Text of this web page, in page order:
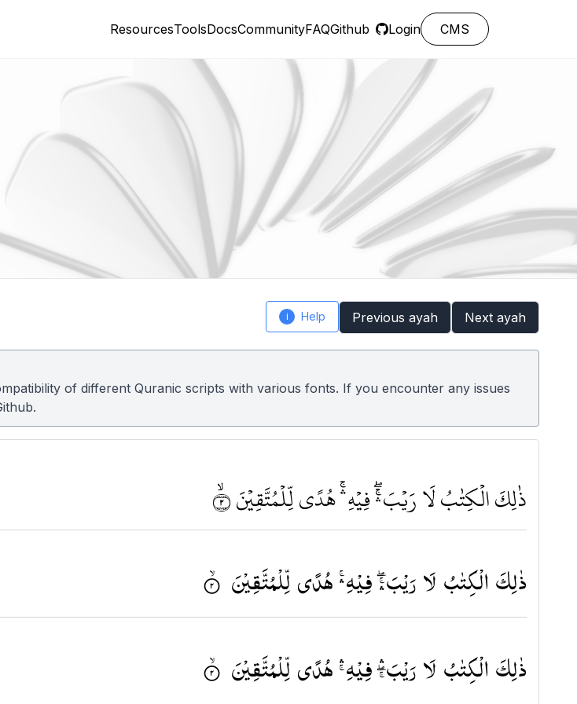
ResourcesToolsDocsCommunityFAQGithub Login CMS
i Help Previous ayah Next ayah
of different Quranic scripts with various fonts. If you encounter any issues
.
ذٰلِكَ الْكِتٰبُ لَا رَيْبَﶍ فِيْهِﶎ هُدًي لِّلْمُتَّقِيْنَ ٢ﶫ
ذٰلِكَ الْكِتٰبُ لَا رَیْبَ ۖۚۛ فِیْهِ ۚۛ هُدًی لِّلْمُتَّقِیْنَ ۟ۙ
ذٰلِكَ الْكِتٰبُ لَا رَیْبَ ۛۖۚ فِیْهِ ۛۚ هُدًی لِّلْمُتَّقِیْنَ ۟ۙ